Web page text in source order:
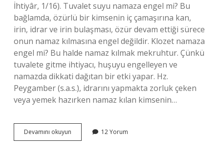
İhtiyâr, 1/16). Tuvalet suyu namaza engel mi? Bu
bağlamda, özürlü bir kimsenin iç çamaşırına kan,
irin, idrar ve irin bulaşması, özür devam ettiği sürece
onun namaz kılmasına engel değildir. Klozet namaza
engel mi? Bu halde namaz kılmak mekruhtur. Çünkü
tuvalete gitme ihtiyacı, huşuyu engelleyen ve
namazda dikkati dağıtan bir etki yapar. Hz.
Peygamber (s.a.s.), idrarını yapmakta zorluk çeken
veya yemek hazırken namaz kılan kimsenin…
Devamını okuyun
Suyu
12 Yorum